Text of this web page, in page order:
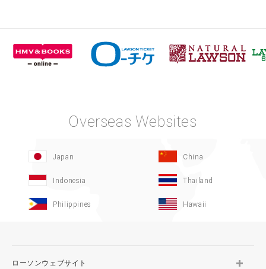
Overseas Websites
Japan China
Indonesia Thailand
Philippines Hawaii
ローソンウェブサイト